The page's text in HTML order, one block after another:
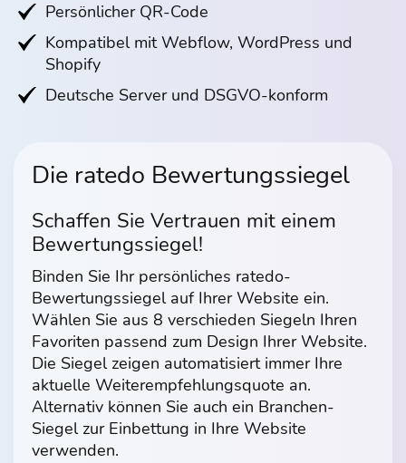
Persönlicher QR-Code
Kompatibel mit Webflow, WordPress und
Shopify
Deutsche Server und DSGVO-konform
Die ratedo Bewertungssiegel
Schaffen Sie Vertrauen mit einem
Bewertungssiegel!
Binden Sie Ihr persönliches ratedo-
Bewertungssiegel auf Ihrer Website ein.
Wählen Sie aus 8 verschieden Siegeln Ihren
Favoriten passend zum Design Ihrer Website.
Die Siegel zeigen automatisiert immer Ihre
aktuelle Weiterempfehlungsquote an.
Alternativ können Sie auch ein Branchen-
Siegel zur Einbettung in Ihre Website
verwenden.